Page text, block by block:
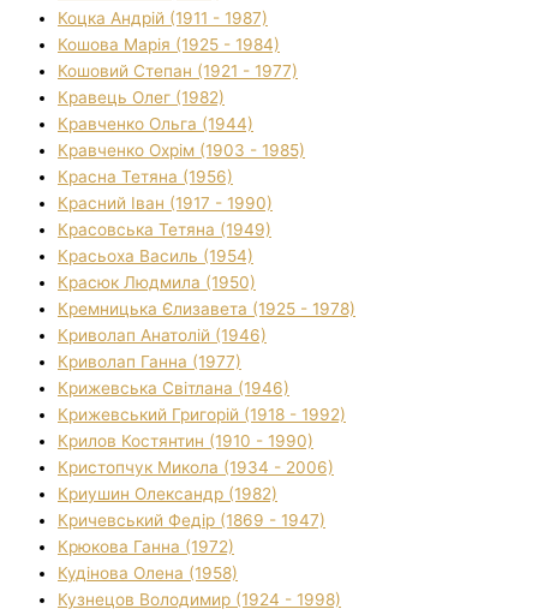
Коцка Андрій (1911 - 1987)
Кошова Марія (1925 - 1984)
Кошовий Степан (1921 - 1977)
Кравець Олег (1982)
Кравченко Ольга (1944)
Кравченко Охрім (1903 - 1985)
Красна Тетяна (1956)
Красний Іван (1917 - 1990)
Красовська Тетяна (1949)
Красьоха Василь (1954)
Красюк Людмила (1950)
Кремницька Єлизавета (1925 - 1978)
Криволап Анатолій (1946)
Криволап Ганна (1977)
Крижевська Світлана (1946)
Крижевський Григорій (1918 - 1992)
Крилов Костянтин (1910 - 1990)
Кристопчук Микола (1934 - 2006)
Криушин Олександр (1982)
Кричевський Федір (1869 - 1947)
Крюкова Ганна (1972)
Кудінова Олена (1958)
Кузнецов Володимир (1924 - 1998)